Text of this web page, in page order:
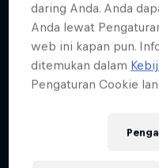
daring Anda. Anda
Anda lewat
web ini kapan pun.
ditemukan dalam
Pengaturan Cookie